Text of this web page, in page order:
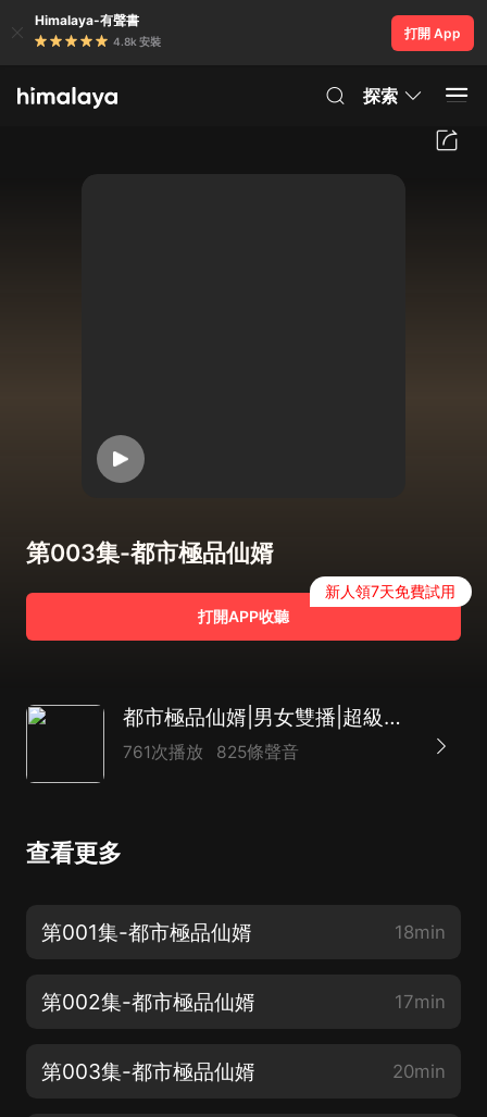
Himalaya-有聲書
4.8k 安裝
打開 App
探索
第003集-都市極品仙婿
打開APP收聽
新人領7天免費試用
都市極品仙婿|男女雙播|超級女婿
761次播放 825條聲音
查看更多
第001集-都市極品仙婿 18min
第002集-都市極品仙婿 17min
第003集-都市極品仙婿 20min